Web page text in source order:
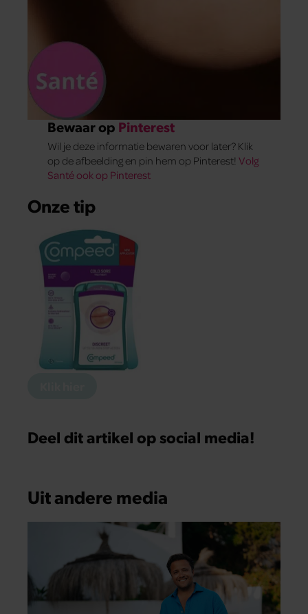
Bewaar op Pinterest
Wil je deze informatie bewaren voor later? Klik
op de afbeelding en pin hem op Pinterest!Volg
Santé ook op Pinterest
Onze tip
Deel dit artikel op social media!
Uit andere media